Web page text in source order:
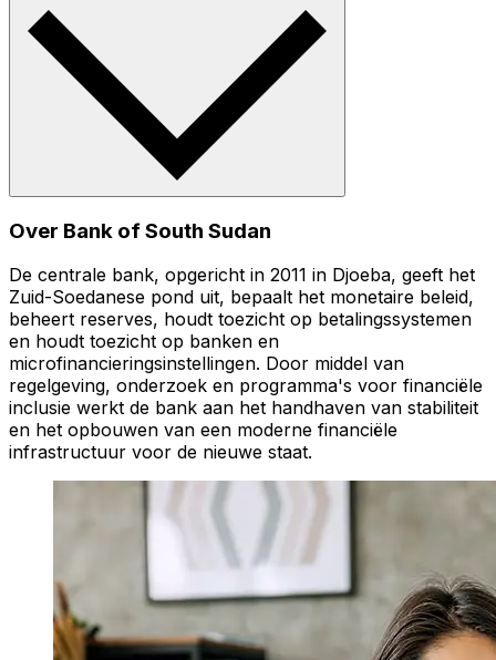
Over Bank of South Sudan
De centrale bank, opgericht in 2011 in Djoeba, geeft het
Zuid-Soedanese pond uit, bepaalt het monetaire beleid,
beheert reserves, houdt toezicht op betalingssystemen
en houdt toezicht op banken en
microfinancieringsinstellingen. Door middel van
regelgeving, onderzoek en programma's voor financiële
inclusie werkt de bank aan het handhaven van stabiliteit
en het opbouwen van een moderne financiële
infrastructuur voor de nieuwe staat.